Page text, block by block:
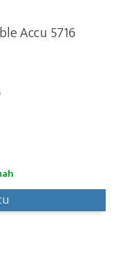
Accu 5716